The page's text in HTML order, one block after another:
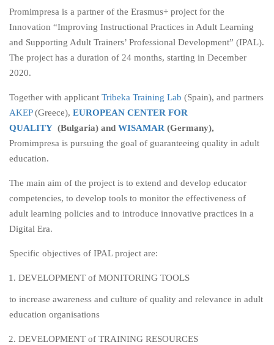
Promimpresa is a partner of the Erasmus+ project for the
Innovation “Improving Instructional Practices in Adult Learning
and Supporting Adult Trainers’ Professional Development” (IPAL).
The project has a duration of 24 months, starting in December
2020.
Together with applicant Tribeka Training Lab (Spain), and partners
AKEP(Greece), EUROPEAN CENTER FOR
QUALITY (Bulgaria) and WISAMAR (Germany),
Promimpresa is pursuing the goal of guaranteeing quality in adult
education.
The main aim of the project is to extend and develop educator
competencies, to develop tools to monitor the effectiveness of
adult learning policies and to introduce innovative practices in a
Digital Era.
Specific objectives of IPAL project are:
DEVELOPMENT of MONITORING TOOLS
to increase awareness and culture of quality and relevance in adult
education organisations
DEVELOPMENT of TRAINING RESOURCES